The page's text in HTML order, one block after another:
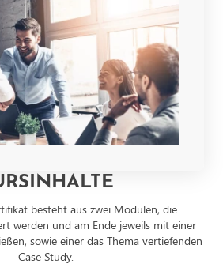
besteht aus zwei Modulen, die
werden und am Ende jeweils mit einer
sowie einer das Thema vertiefenden
Case Study.